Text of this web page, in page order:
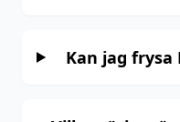
Kan jag frysa